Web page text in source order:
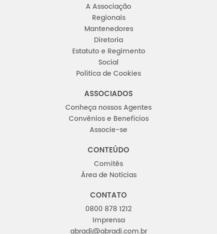
A Associação
Regionais
Mantenedores
Diretoria
Estatuto e Regimento
Social
Política de Cookies
ASSOCIADOS
Conheça nossos Agentes
Convênios e Benefícios
Associe-se
CONTEÚDO
Comitês
Área de Noticias
CONTATO
0800 878 1212
Imprensa
abradi@abradi.com.br